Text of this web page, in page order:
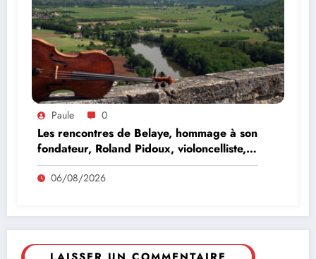
Paule 0
Les rencontres de Belaye, hommage à son
fondateur, Roland Pidoux, violoncelliste,
le vendredi 07 août 2026
06/08/2026